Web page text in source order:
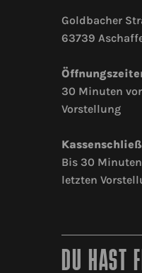
Goldbacher
63739
30 Minuten
Vorstellung
Bis 30
letzten
DU HAST